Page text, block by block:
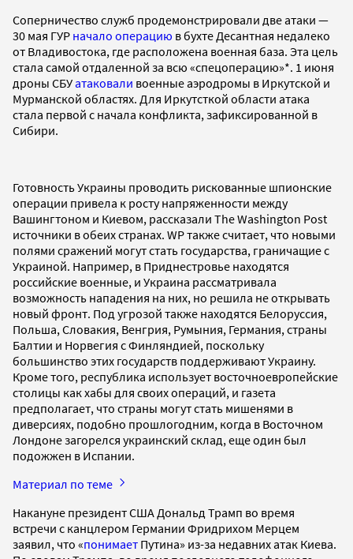
Соперничество служб продемонстрировали две атаки —
30 мая ГУР начало операцию в бухте Десантная недалеко
от Владивостока, где расположена военная база. Эта цель
стала самой отдаленной за всю «спецоперацию»*. 1 июня
дроны СБУатаковали военные аэродромы в Иркутской и
Мурманской областях. Для Иркутсткой области атака
стала первой с начала конфликта, зафиксированной в
Сибири.
Готовность Украины проводить рискованные шпионские
операции привела к росту напряженности между
Вашингтоном и Киевом, рассказали The Washington Post
источники в обеих странах. WP также считает, что новыми
полями сражений могут стать государства, граничащие с
Украиной. Например, в Приднестровье находятся
российские военные, и Украина рассматривала
возможность нападения на них, но решила не открывать
новый фронт. Под угрозой также находятся Белоруссия,
Польша, Словакия, Венгрия, Румыния, Германия, страны
Балтии и Норвегия с Финляндией, поскольку
большинство этих государств поддерживают Украину.
Кроме того, республика использует восточноевропейские
столицы как хабы для своих операций, и газета
предполагает, что страны могут стать мишенями в
диверсиях, подобно прошлогодним, когда в Восточном
Лондоне загорелся украинский склад, еще один был
подожжен в Испании.
Материал по теме
Накануне президент США Дональд Трамп во время
встречи с канцлером Германии Фридрихом Мерцем
заявил, что «понимает Путина» из-за недавних атак Киева.